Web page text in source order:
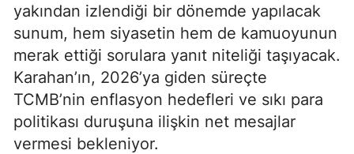
yakından izlendiği bir dönemde yapılacak
sunum, hem siyasetin hem de kamuoyunun
merak ettiği sorulara yanıt niteliği taşıyacak.
Karahan’ın, 2026’ya giden süreçte
TCMB’nin enflasyon hedefleri ve sıkı para
politikası duruşuna ilişkin net mesajlar
vermesi bekleniyor.